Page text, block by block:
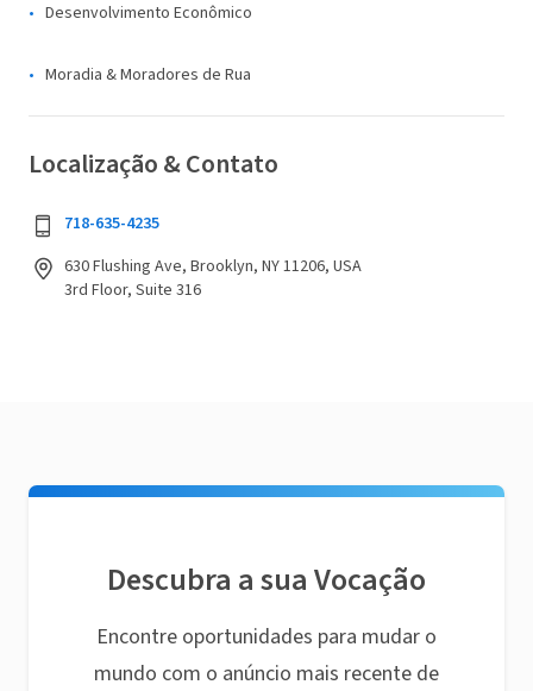
Desenvolvimento Econômico
Moradia & Moradores de Rua
Localização & Contato
718-635-4235
630 Flushing Ave, Brooklyn, NY 11206, USA
3rd Floor, Suite 316
Descubra a sua Vocação
Encontre oportunidades para mudar o
mundo com o anúncio mais recente de